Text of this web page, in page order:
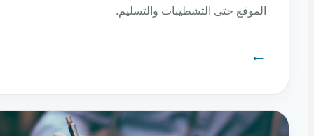
الموقع حتى التشطيبات والتسليم.